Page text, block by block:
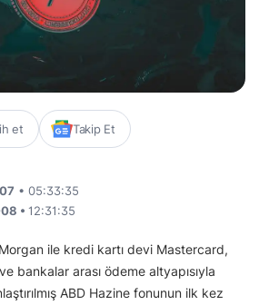
et Takip Et
• 05:33:35
• 12:31:35
ile kredi kartı devi Mastercard,
ve bankalar arası ödeme altyapısıyla
ABD Hazine fonunun ilk kez